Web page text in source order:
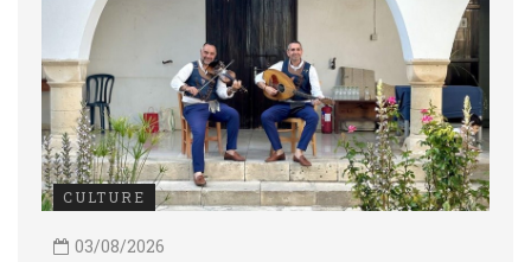
CULTURE
03/08/2026